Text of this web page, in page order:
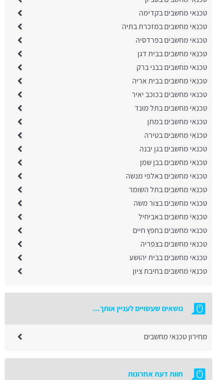
טכנאי מחשבים בקדימה
טכנאי מחשבים במזכרת בתיה
טכנאי מחשבים בפרדסיה
טכנאי מחשבים בבית דגן
טכנאי מחשבים בבני ברק
טכנאי מחשבים בבית אריה
טכנאי מחשבים בכוכב יאיר
טכנאי מחשבים בתל מונד
טכנאי מחשבים במתן
טכנאי מחשבים בטירה
טכנאי מחשבים בגן יבנה
טכנאי מחשבים בבן שמן
טכנאי מחשבים באלפי מנשה
טכנאי מחשבים בתל השומר
טכנאי מחשבים בצור משה
טכנאי מחשבים באביחיל
טכנאי מחשבים בחפץ חיים
טכנאי מחשבים בצפריה
טכנאי מחשבים בבית יהושע
טכנאי מחשבים בחיבת ציון
נושאים שעשויים לעניין אותך...
מחירון טכנאי מחשבים
חוות דעת אחרונות